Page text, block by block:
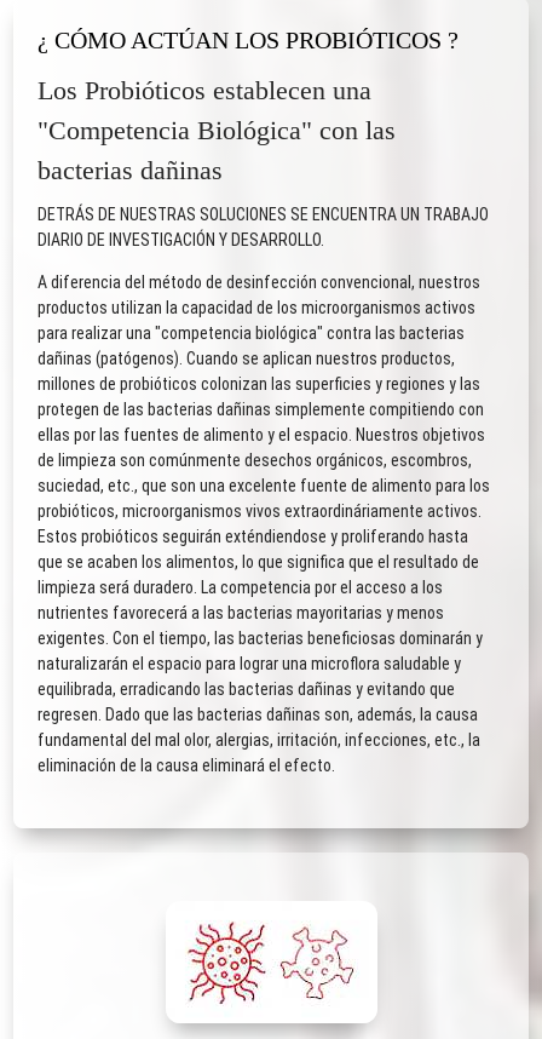
¿ CÓMO ACTÚAN LOS PROBIÓTICOS ?
Los Probióticos establecen una
"Competencia Biológica" con las
bacterias dañinas
DETRÁS DE NUESTRAS SOLUCIONES SE ENCUENTRA UN TRABAJO
DIARIO DE INVESTIGACIÓN Y DESARROLLO.
A diferencia del método de desinfección convencional, nuestros
productos utilizan la capacidad de los microorganismos activos
para realizar una "competencia biológica" contra las bacterias
dañinas (patógenos). Cuando se aplican nuestros productos,
millones de probióticos colonizan las superficies y regiones y las
protegen de las bacterias dañinas simplemente compitiendo con
ellas por las fuentes de alimento y el espacio. Nuestros objetivos
de limpieza son comúnmente desechos orgánicos, escombros,
suciedad, etc., que son una excelente fuente de alimento para los
probióticos, microorganismos vivos extraordináriamente activos.
Estos probióticos seguirán exténdiendose y proliferando hasta
que se acaben los alimentos, lo que significa que el resultado de
limpieza será duradero. La competencia por el acceso a los
nutrientes favorecerá a las bacterias mayoritarias y menos
exigentes. Con el tiempo, las bacterias beneficiosas dominarán y
naturalizarán el espacio para lograr una microflora saludable y
equilibrada, erradicando las bacterias dañinas y evitando que
regresen. Dado que las bacterias dañinas son, además, la causa
fundamental del mal olor, alergias, irritación, infecciones, etc., la
eliminación de la causa eliminará el efecto.